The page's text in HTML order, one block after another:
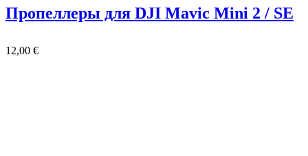
Пропеллеры для DJI Mavic Mini 2 / SE
12,00 €